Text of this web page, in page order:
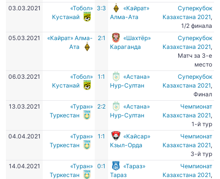
03.03.2021
«Тобол»
Кустанай
3:3
«Кайрат»
Алма-Ата
Суперкубок
Казахстана 2021,
1/2 финала
05.03.2021
«Кайрат» Алма-
Ата
2:1
«Шахтёр»
Караганда
Суперкубок
Казахстана 2021,
Матч за 3-е
место
06.03.2021
«Тобол»
Кустанай
1:1
«Астана»
Нур-Султан
Суперкубок
Казахстана 2021,
Финал
13.03.2021
«Туран»
Туркестан
2:2
«Астана»
Нур-Султан
Чемпионат
Казахстана 2021,
1-й тур
04.04.2021
«Туран»
Туркестан
1:1
«Кайсар»
Кзыл-Орда
Чемпионат
Казахстана 2021,
3-й тур
14.04.2021
«Туран»
Туркестан
0:1
«Тараз»
Тараз
Чемпионат
Казахстана 2021,